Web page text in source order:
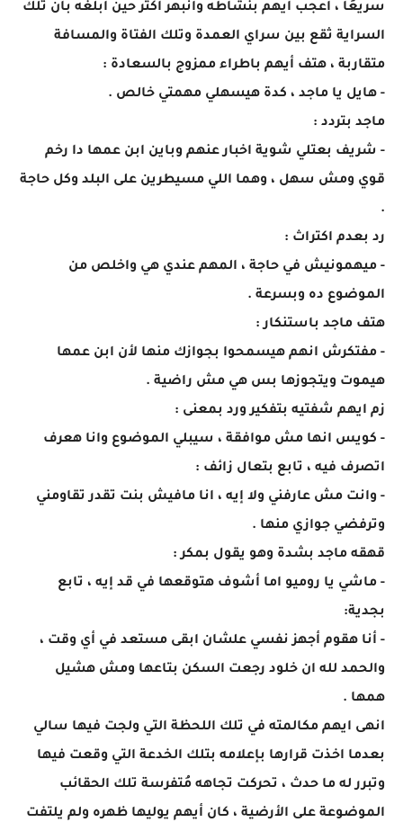
سريعًا ، اعجب أيهم بنشاطه وانبهر أكثر حين ابلغه بأن تلك
السراية ثقع بين سراي العمدة وتلك الفتاة والمسافة
متقاربة ، هتف أيهم باطراء ممزوج بالسعادة :
- هايل يا ماجد ، كدة هيسهلي مهمتي خالص .
ماجد بتردد :
- شريف بعتلي شوية اخبار عنهم وباين ابن عمها دا رخم
قوي ومش سهل ، وهما اللي مسيطرين على البلد وكل حاجة
.
رد بعدم اكتراث :
- ميهمونيش في حاجة ، المهم عندي هي واخلص من
الموضوع ده وبسرعة .
هتف ماجد باستنكار :
- مفتكرش انهم هيسمحوا بجوازك منها لأن ابن عمها
هيموت ويتجوزها بس هي مش راضية .
زم ايهم شفتيه بتفكير ورد بمعنى :
- كويس انها مش موافقة ، سيبلي الموضوع وانا هعرف
اتصرف فيه ، تابع بتعال زائف :
- وانت مش عارفني ولا إيه ، انا مافيش بنت تقدر تقاومني
وترفضي جوازي منها .
قهقه ماجد بشدة وهو يقول بمكر :
- ماشي يا روميو اما أشوف هتوقعها في قد إيه ، تابع
بجدية:
- أنا هقوم أجهز نفسي علشان ابقى مستعد في أي وقت ،
والحمد لله ان خلود رجعت السكن بتاعها ومش هشيل
همها .
انهى ايهم مكالمته في تلك اللحظة التي ولجت فيها سالي
بعدما اخذت قرارها بإعلامه بتلك الخدعة التي وقعت فيها
وتبرر له ما حدث ، تحركت تجاهه مُتفرسة تلك الحقائب
الموضوعة على الأرضية ، كان أيهم يوليها ظهره ولم يلتفت